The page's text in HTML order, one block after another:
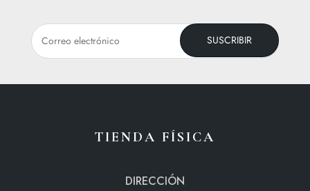
SUSCRIBIR
TIENDA FÍSICA
DIRECCIÓN